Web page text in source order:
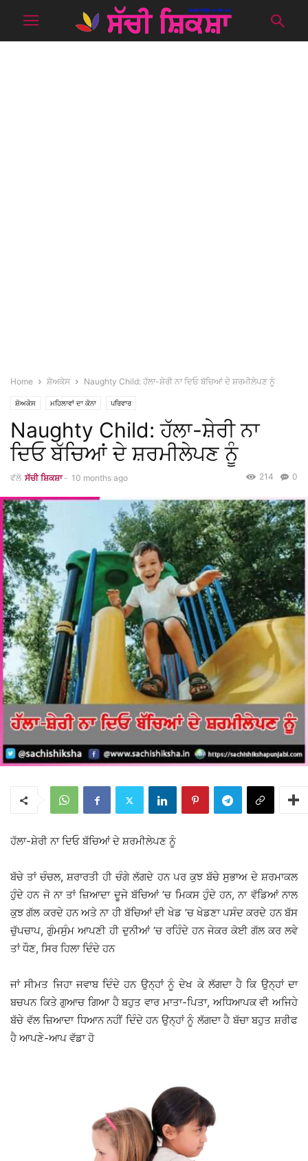
Home ਸ਼ੋਅਕੇਸ Naughty Child: ਹੱਲਾ-ਸ਼ੇਰੀ ਨਾ ਦਿਓ ਬੱਚਿਆਂ ਦੇ ਸ਼ਰਮੀਲੇਪਣ ਨੂੰ
ਸ਼ੋਅਕੇਸ ਮਹਿਲਾਵਾਂ ਦਾ ਕੋਨਾ ਪਰਿਵਾਰ
Naughty Child: ਹੱਲਾ-ਸ਼ੇਰੀ ਨਾ
ਦਿਓ ਬੱਚਿਆਂ ਦੇ ਸ਼ਰਮੀਲੇਪਣ ਨੂੰ
ਵੱਲੋ ਸੱਚੀ ਸ਼ਿਕਸ਼ਾ - 10 months ago 0
214
ਹੱਲਾ-ਸ਼ੇਰੀ ਨਾ ਦਿਓ ਬੱਚਿਆਂ ਦੇ ਸ਼ਰਮੀਲੇਪਣ ਨੂੰ
ਬੱਚੇ ਤਾਂ ਚੰਚਲ, ਸ਼ਰਾਰਤੀ ਹੀ ਚੰਗੇ ਲੱਗਦੇ ਹਨ ਪਰ ਕੁਝ ਬੱਚੇ ਸੁਭਾਅ ਦੇ ਸ਼ਰਮਾਕਲ
ਹੁੰਦੇ ਹਨ ਜੋ ਨਾ ਤਾਂ ਜ਼ਿਆਦਾ ਦੂਜੇ ਬੱਚਿਆਂ ’ਚ ਮਿਕਸ ਹੁੰਦੇ ਹਨ, ਨਾ ਵੱਡਿਆਂ ਨਾਲ
ਕੁਝ ਗੱਲ ਕਰਦੇ ਹਨ ਅਤੇ ਨਾ ਹੀ ਬੱਚਿਆਂ ਦੀ ਖੇਡ ’ਚ ਖੇਡਣਾ ਪਸੰਦ ਕਰਦੇ ਹਨ ਬੱਸ
ਚੁੱਪਚਾਪ, ਗੁੰਮਸੁੰਮ ਆਪਣੀ ਹੀ ਦੁਨੀਆਂ ’ਚ ਰਹਿੰਦੇ ਹਨ ਜੇਕਰ ਕੋਈ ਗੱਲ ਕਰ ਲਵੇ
ਤਾਂ ਧੌਣ, ਸਿਰ ਹਿਲਾ ਦਿੰਦੇ ਹਨ
ਜਾਂ ਸੀਮਤ ਜਿਹਾ ਜਵਾਬ ਦਿੰਦੇ ਹਨ ਉਨ੍ਹਾਂ ਨੂੰ ਦੇਖ ਕੇ ਲੱਗਦਾ ਹੈ ਕਿ ਉਨ੍ਹਾਂ ਦਾ
ਬਚਪਨ ਕਿਤੇ ਗੁਆਚ ਗਿਆ ਹੈ ਬਹੁਤ ਵਾਰ ਮਾਤਾ-ਪਿਤਾ, ਅਧਿਆਪਕ ਵੀ ਅਜਿਹੇ
ਬੱਚੇ ਵੱਲ ਜ਼ਿਆਦਾ ਧਿਆਨ ਨਹੀਂ ਦਿੰਦੇ ਹਨ ਉਨ੍ਹਾਂ ਨੂੰ ਲੱਗਦਾ ਹੈ ਬੱਚਾ ਬਹੁਤ ਸ਼ਰੀਫ
ਹੈ ਆਪਣੇ-ਆਪ ਵੱਡਾ ਹੋ